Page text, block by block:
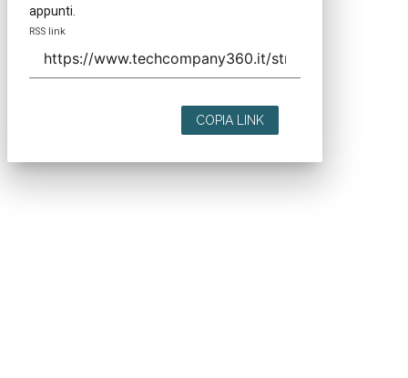
appunti.
RSS link
COPIA LINK